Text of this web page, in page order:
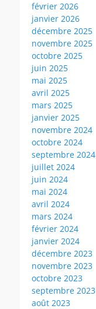
février 2026
janvier 2026
décembre 2025
novembre 2025
octobre 2025
juin 2025
mai 2025
avril 2025
mars 2025
janvier 2025
novembre 2024
octobre 2024
septembre 2024
juillet 2024
juin 2024
mai 2024
avril 2024
mars 2024
février 2024
janvier 2024
décembre 2023
novembre 2023
octobre 2023
septembre 2023
août 2023